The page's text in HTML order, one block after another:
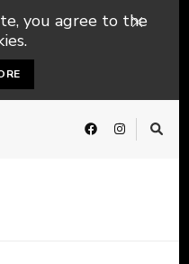
you agree to the